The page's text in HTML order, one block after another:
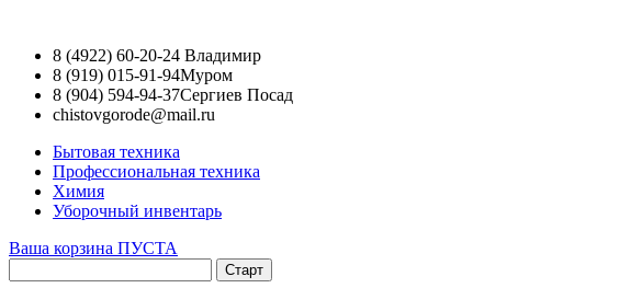
8 (4922) 60-20-24 Владимир
8 (919) 015-91-94Муром
8 (904) 594-94-37Сергиев Посад
chistovgorode@mail.ru
Бытовая техника
Профессиональная техника
Химия
Уборочный инвентарь
Ваша корзина ПУСТА